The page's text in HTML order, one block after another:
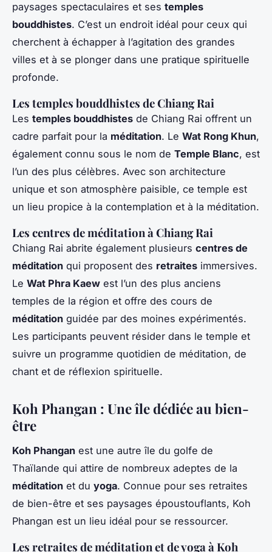
paysages spectaculaires et ses temples
bouddhistes. C’est un endroit idéal pour ceux qui
cherchent à échapper à l’agitation des grandes
villes et à se plonger dans une pratique spirituelle
profonde.
Les temples bouddhistes de Chiang Rai
Les temples bouddhistes de Chiang Rai offrent un
cadre parfait pour la méditation. Le Wat Rong Khun,
également connu sous le nom de Temple Blanc, est
l’un des plus célèbres. Avec son architecture
unique et son atmosphère paisible, ce temple est
un lieu propice à la contemplation et à la méditation.
Les centres de méditation à Chiang Rai
Chiang Rai abrite également plusieurs centres de
méditation qui proposent des retraites immersives.
Le Wat Phra Kaew est l’un des plus anciens
temples de la région et offre des cours de
méditation guidée par des moines expérimentés.
Les participants peuvent résider dans le temple et
suivre un programme quotidien de méditation, de
chant et de réflexion spirituelle.
Koh Phangan : Une île dédiée au bien-
être
Koh Phangan est une autre île du golfe de
Thaïlande qui attire de nombreux adeptes de la
méditation et du yoga. Connue pour ses retraites
de bien-être et ses paysages époustouflants, Koh
Phangan est un lieu idéal pour se ressourcer.
Les retraites de méditation et de yoga à Koh